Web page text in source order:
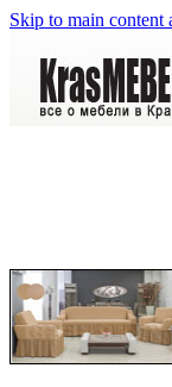
Skip to main content